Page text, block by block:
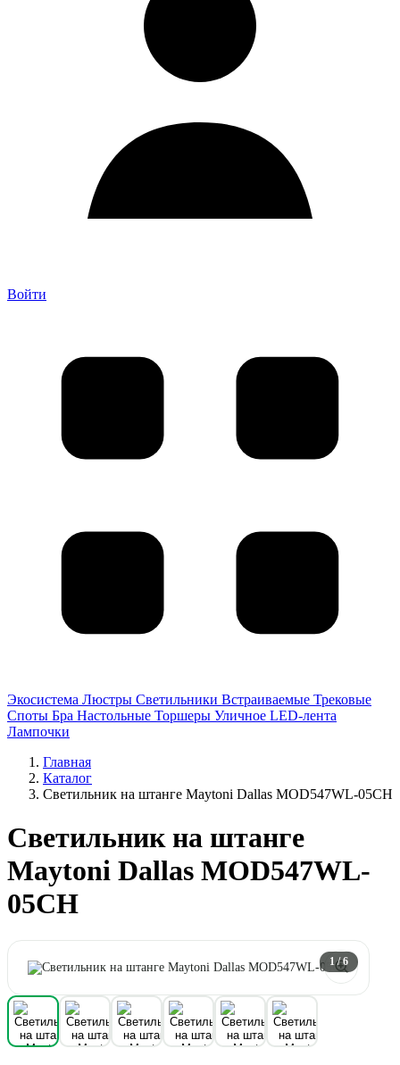
Войти
Экосистема Люстры Светильники Встраиваемые Трековые
Споты Бра Настольные Торшеры Уличное LED-лента
Лампочки
Главная
Каталог
Светильник на штанге Maytoni Dallas MOD547WL-05CH
Светильник на штанге
Maytoni Dallas MOD547WL-
05CH
1/ 6